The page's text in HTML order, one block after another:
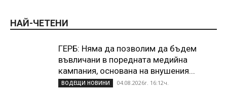
НАЙ-ЧЕТЕНИ
ГЕРБ: Няма да позволим да бъдем
въвличани в поредната медийна
кампания, основана на внушения...
ВОДЕЩИ НОВИНИ 04.08.2026г. 16:12ч.